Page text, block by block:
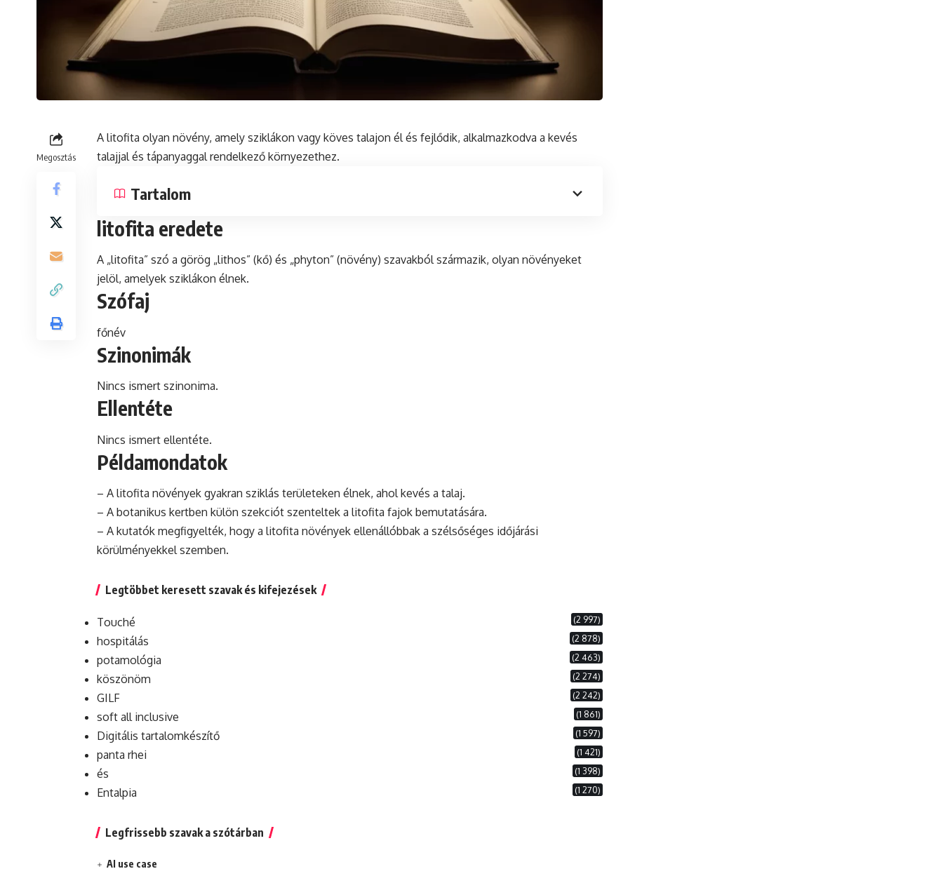
Megosztás
A litofita olyan növény, amely sziklákon vagy köves talajon élés fejlődik, alkalmazkodva a kevés
talajjal és tápanyaggal rendelkező környezethez.
Tartalom
litofita eredete
A „litofita” szó a görög „lithos” (kő) és „phyton” (növény) szavakból származik, olyan növényeket
jelöl, amelyek sziklákon élnek.
Szófaj
főnév
Szinonimák
Nincs ismert szinonima.
Ellentéte
Nincs ismert ellentéte.
Példamondatok
– A litofita növények gyakran sziklás területeken élnek, ahol kevés a talaj.
– A botanikus kertben külön szekciót szenteltek a litofita fajok bemutatására.
– A kutatók megfigyelték, hogy a litofita növények ellenállóbbak a szélsőséges időjárási
körülményekkel szemben.
Legtöbbet keresett szavak és kifejezések
Touché (2 997)
hospitálás (2 878)
potamológia (2 463)
köszönöm (2 274)
GILF (2 242)
soft all inclusive (1 861)
Digitális tartalomkészítő (1 597)
panta rhei (1 421)
és (1 398)
Entalpia (1 270)
Legfrissebb szavak a szótárban
AI use case